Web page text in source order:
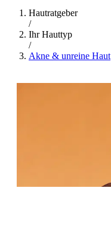
Hautratgeber
/
Ihr Hauttyp
/
Akne & unreine Haut